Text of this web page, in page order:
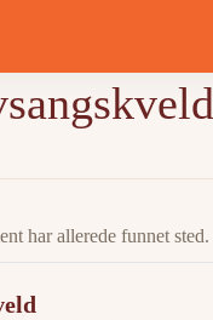
har allerede funnet sted.